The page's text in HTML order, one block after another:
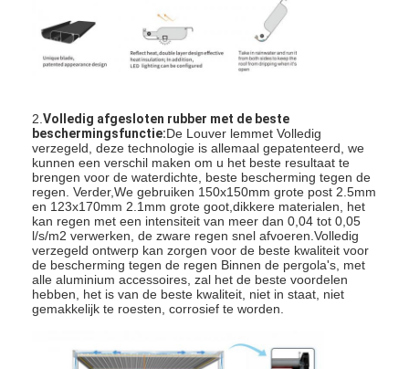
Elektrische zonnebescherming
Tuincarports
Verbeterde aluminium Louver Pergola
Afbaardende toebehoren
2.Volledig afgesloten rubber met de beste
beschermingsfunctie:De Louver lemmet Volledig
verzegeld, deze technologie is allemaal gepatenteerd, we
kunnen een verschil maken om u het beste resultaat te
brengen voor de waterdichte, beste bescherming tegen de
regen. Verder,We gebruiken 150x150mm grote post 2.5mm
en 123x170mm 2.1mm grote goot,dikkere materialen, het
kan regen met een intensiteit van meer dan 0,04 tot 0,05
l/s/m2 verwerken, de zware regen snel afvoeren.Volledig
verzegeld ontwerp kan zorgen voor de beste kwaliteit voor
de bescherming tegen de regen Binnen de pergola's, met
alle aluminium accessoires, zal het de beste voordelen
hebben, het is van de beste kwaliteit, niet in staat, niet
gemakkelijk te roesten, corrosief te worden.